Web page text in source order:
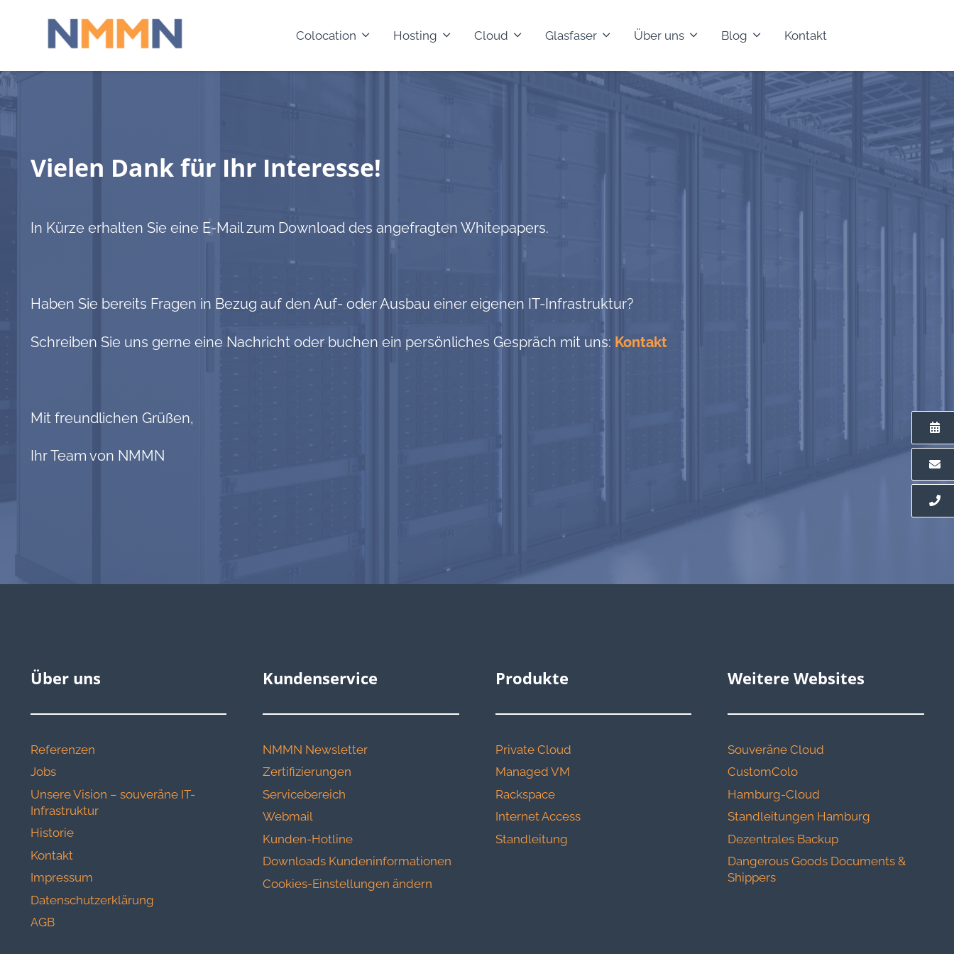
Colocation Hosting Cloud Glasfaser Über uns Blog Kontakt
Vielen Dank für Ihr Interesse!
In Kürze erhalten Sie eine E-Mail zum Download des angefragten Whitepapers.
Haben Sie bereits Fragen in Bezug auf den Auf- oder Ausbau einer eigenen IT-Infrastruktur?
Schreiben Sie uns gerne eine Nachricht oder buchen ein persönliches Gespräch mit uns: Kontakt
Mit freundlichen Grüßen,
Ihr Team von NMMN
Über uns
Referenzen
Jobs
Unsere Vision – souveräne IT-
Infrastruktur
Historie
Kontakt
Impressum
Datenschutzerklärung
AGB
Kundenservice
NMMN Newsletter
Zertifizierungen
Servicebereich
Webmail
Kunden-Hotline
Downloads Kundeninformationen
Cookies-Einstellungen ändern
Produkte
Private Cloud
Managed VM
Rackspace
Internet Access
Standleitung
Weitere Websites
Souveräne Cloud
CustomColo
Hamburg-Cloud
Standleitungen Hamburg
Dezentrales Backup
Dangerous Goods Documents &
Shippers